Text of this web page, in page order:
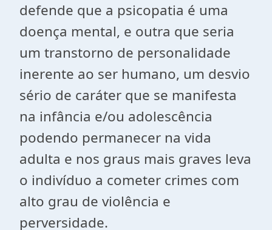
defende que a psicopatia é uma
doença mental, e outra que seria
um transtorno de personalidade
inerente ao ser humano, um desvio
sério de caráter que se manifesta
na infância e/ou adolescência
podendo permanecer na vida
adulta e nos graus mais graves leva
o indivíduo a cometer crimes com
alto grau de violência e
perversidade.